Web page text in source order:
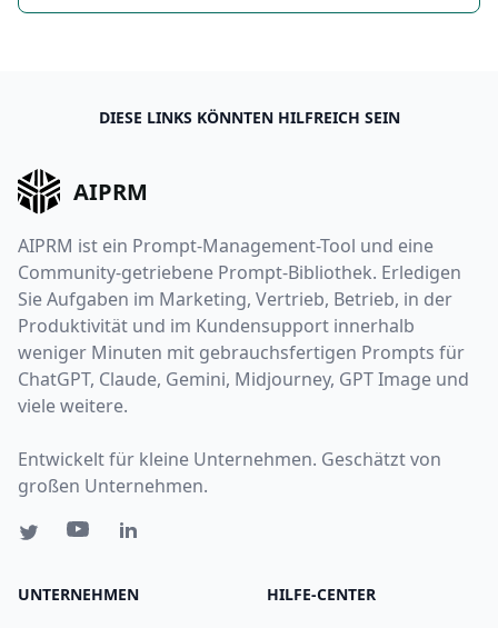
DIESE LINKS KÖNNTEN HILFREICH SEIN
AIPRM
AIPRM ist ein Prompt-Management-Tool und eine
Community-getriebene Prompt-Bibliothek. Erledigen
Sie Aufgaben im Marketing, Vertrieb, Betrieb, in der
Produktivität und im Kundensupport innerhalb
weniger Minuten mit gebrauchsfertigen Prompts für
ChatGPT, Claude, Gemini, Midjourney, GPT Image und
viele weitere.
Entwickelt für kleine Unternehmen. Geschätzt von
großen Unternehmen.
UNTERNEHMEN HILFE-CENTER